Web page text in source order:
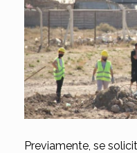
Previamente, se